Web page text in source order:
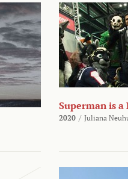
Superman is a
2020 / Juliana